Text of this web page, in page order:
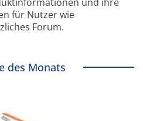
für Nutzer wie
Forum.
des Monats